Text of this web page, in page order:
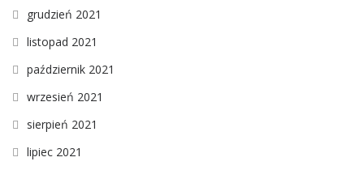
grudzień 2021
listopad 2021
październik 2021
wrzesień 2021
sierpień 2021
lipiec 2021